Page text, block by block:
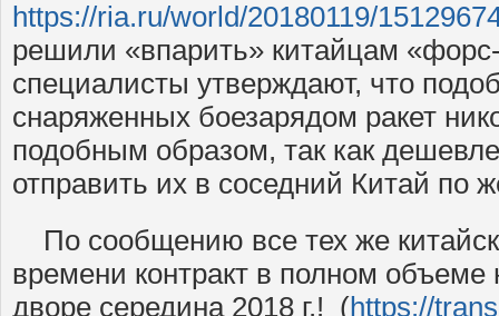
https://ria.ru/world/20180119/
решили «впарить» китайцам
специалисты утверждают, что
снаряженных боезарядом ракет
подобным образом, так как
отправить их в соседний Китай по
По сообщению все тех же
времени контракт в полном
дворе середина 2018 г.! (https://